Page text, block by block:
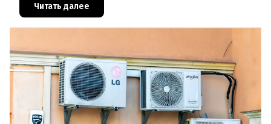
международных организаций, которые
Читать далее